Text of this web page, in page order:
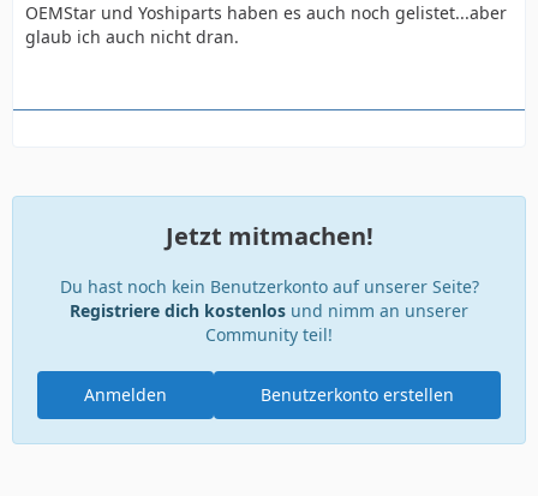
OEMStar und Yoshiparts haben es auch noch gelistet...aber
glaub ich auch nicht dran.
Jetzt mitmachen!
Du hast noch kein Benutzerkonto auf unserer Seite?
Registriere dich kostenlos und nimm an unserer
Community teil!
Benutzerkonto erstellen
Anmelden